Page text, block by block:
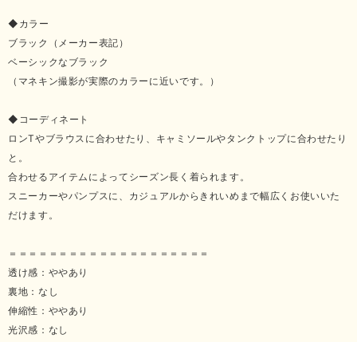
◆カラー
ブラック（メーカー表記）
ベーシックなブラック
（マネキン撮影が実際のカラーに近いです。）
◆コーディネート
ロンTやブラウスに合わせたり、キャミソールやタンクトップに合わせたり
と。
合わせるアイテムによってシーズン長く着られます。
スニーカーやパンプスに、カジュアルからきれいめまで幅広くお使いいた
だけます。
＝＝＝＝＝＝＝＝＝＝＝＝＝＝＝＝＝＝＝＝
透け感：ややあり
裏地：なし
伸縮性：ややあり
光沢感：なし